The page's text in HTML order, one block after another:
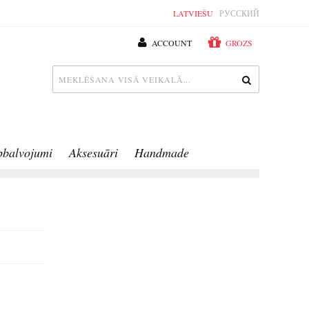
LATVIEŠU РУССКИЙ
ACCOUNT GROZS
Aksesuāri Handmade